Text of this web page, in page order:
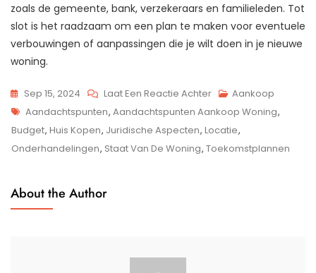
zoals de gemeente, bank, verzekeraars en familieleden. Tot
slot is het raadzaam om een plan te maken voor eventuele
verbouwingen of aanpassingen die je wilt doen in je nieuwe
woning.
Sep 15, 2024 Laat Een Reactie AchterOp
Belangrijke
Aandachtspunten
Bij
Aankoop
Tags
Aandachtspunten, Aandachtspunten Aankoop Woning,
Budget, Huis Kopen, Juridische Aspecten, Locatie,
Onderhandelingen, Staat Van De Woning, Toekomstplannen
About the Author